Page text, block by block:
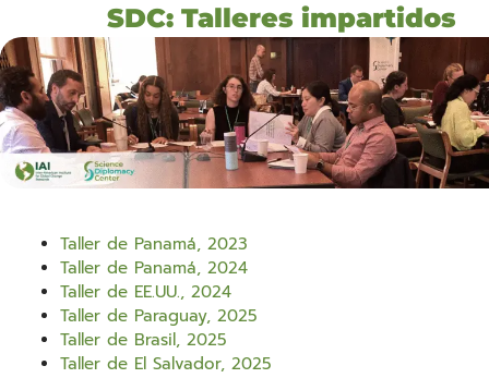
SDC: Talleres impartidos
Taller de Panamá, 2023
Taller de Panamá, 2024
Taller de EE.UU., 2024
Taller de Paraguay, 2025
Taller de Brasil, 2025
Taller de El Salvador, 2025